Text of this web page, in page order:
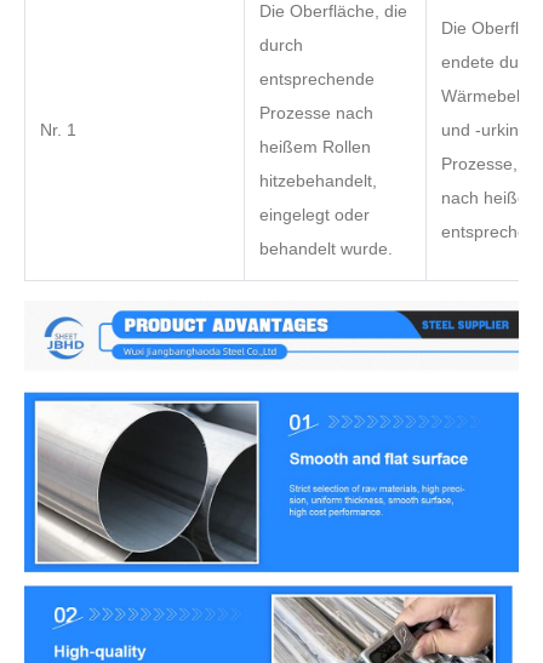
Nr. 1
Die Oberfläche, die
durch
entsprechende
Prozesse nach
heißem Rollen
hitzebehandelt,
eingelegt oder
behandelt wurde.
Die
endete durch
und -urking
Prozesse,
nach
entsprechen.